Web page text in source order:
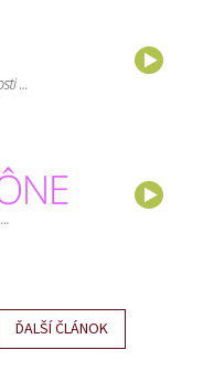
ĎALŠÍ ČLÁNOK